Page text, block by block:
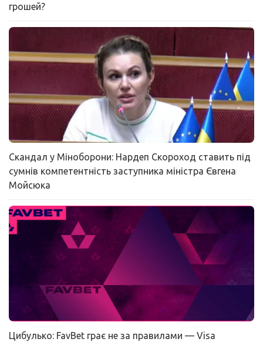
грошей?
Скандал у Міноборони: Нардеп Скороход ставить під
сумнів компетентність заступника міністра Євгена
Мойсюка
Цибулько: FavBet грає не за правилами — Visa